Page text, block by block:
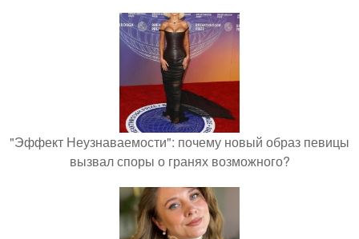
"Эффект Неузнаваемости": почему новый образ певицы
вызвал споры о гранях возможного?